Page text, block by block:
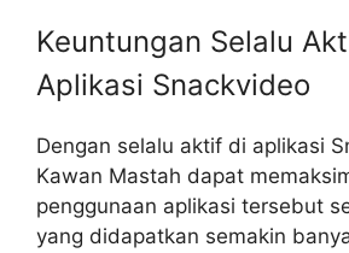
Keuntungan Selalu
Aplikasi Snackvideo
Dengan selalu aktif di aplikasi
Kawan Mastah dapat
penggunaan aplikasi tersebut
yang didapatkan semakin